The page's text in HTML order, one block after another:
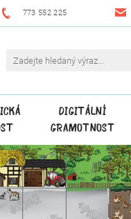
773 552 225
DIGITÁLNÍ
GRAMOTNOST